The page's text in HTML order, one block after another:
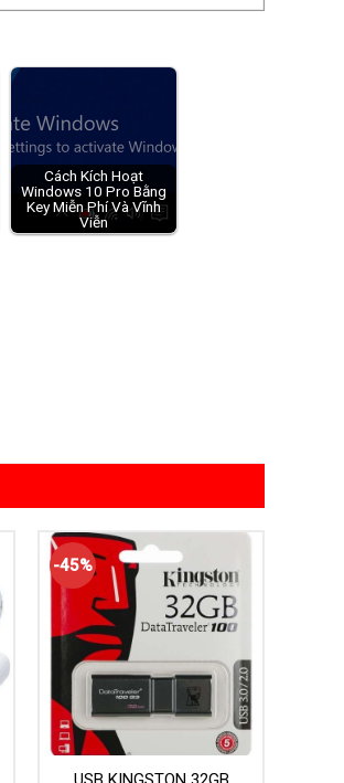
Cách Kích Hoạt
Windows 10 Pro Bằng
Key Miễn Phí Và Vĩnh
Viễn
-45%